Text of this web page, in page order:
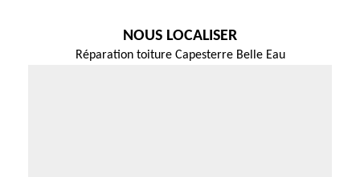
NOUS LOCALISER
Réparation toiture Capesterre Belle Eau